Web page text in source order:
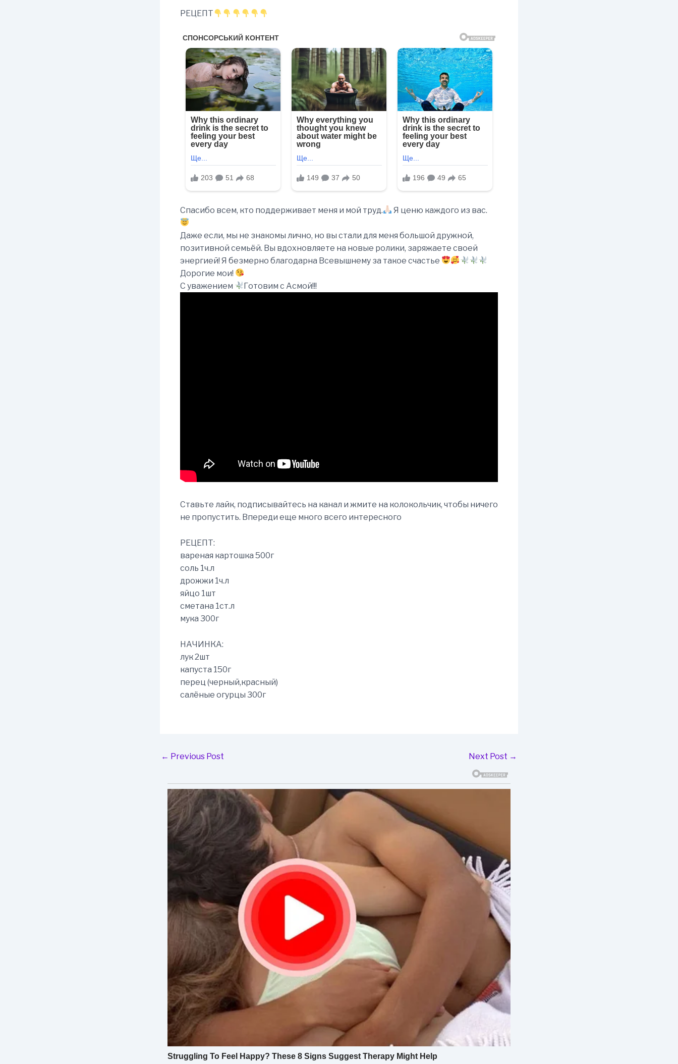
РЕЦЕПТ
Спасибо всем, кто поддерживает меня и мой труд. Я ценю каждого из вас.
Даже если, мы не знакомы лично, но вы стали для меня большой дружной,
позитивной семьёй. Вы вдохновляете на новые ролики, заряжаете своей
энергией! Я безмерно благодарна Всевышнему за такое счастье
Дорогие мои!
С уважением
Готовим с Асмой!!!
Ставьте лайк, подписывайтесь на канал и жмите на колокольчик, чтобы ничего
не пропустить. Впереди еще много всего интересного
РЕЦЕПТ:
вареная картошка 500г
соль 1ч.л
дрожжи 1ч.л
яйцо 1шт
сметана 1ст.л
мука 300г
НАЧИНКА:
лук 2шт
капуста 150г
перец (черный,красный)
салёные огурцы 300г
Post
← Previous Post Next Post →